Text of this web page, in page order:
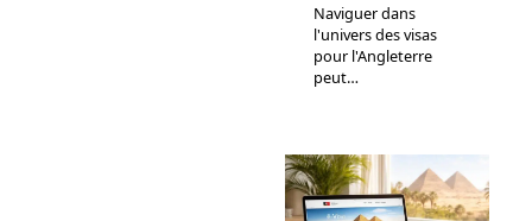
Naviguer dans
l'univers des visas
pour l'Angleterre
peut…